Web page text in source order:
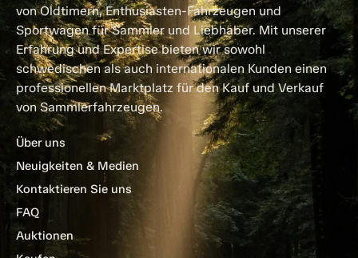
von Oldtimern, Enthusiasten-Fahrzeugen und
Sportwagen für Sammler und Liebhaber. Mit unserer
Erfahrung und Expertise bieten wir sowohl
schwedischen als auch internationalen Kunden einen
professionellen Marktplatz für den Kauf und Verkauf
von Sammlerfahrzeugen.
Über uns
Neuigkeiten & Medien
Kontaktieren Sie uns
FAQ
Auktionen